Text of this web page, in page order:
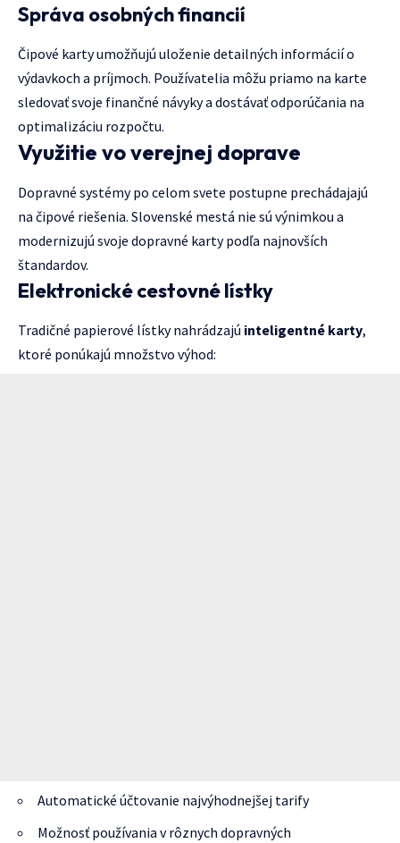
Správa osobných financií
Čipové karty umožňujú uloženie detailných informácií o
výdavkoch a príjmoch. Používatelia môžu priamo na karte
sledovať svoje finančné návyky a dostávať odporúčania na
optimalizáciu rozpočtu.
Využitie vo verejnej doprave
Dopravné systémy po celom svete postupne prechádajajú
na čipové riešenia. Slovenské mestá nie sú výnimkou a
modernizujú svoje dopravné karty podľa najnovších
štandardov.
Elektronické cestovné lístky
Tradičné papierové lístky nahrádzajú inteligentné karty,
ktoré ponúkajú množstvo výhod:
Automatické účtovanie najvýhodnejšej tarify
Možnosť používania v rôznych dopravných